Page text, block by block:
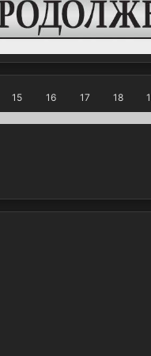
15 16 17 18